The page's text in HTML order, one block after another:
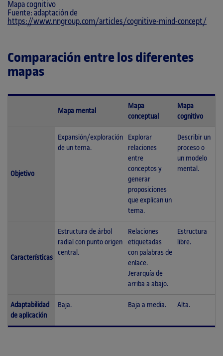
Mapa cognitivo
Fuente: adaptación de
https://www.nngroup.com/articles/cognitive-mind-concept/
Comparación entre los diferentes
mapas
Mapa mental
Mapa
conceptual
Mapa
cognitivo
Objetivo
Expansión/exploración
de un tema.
Explorar
relaciones
entre
conceptos y
generar
proposiciones
que explican un
tema.
Describir un
proceso o
un modelo
mental.
Características
Estructura de árbol
radial con punto origen
central.
Relaciones
etiquetadas
con palabras de
enlace.
Jerarquía de
arriba a abajo.
Estructura
libre.
Adaptabilidad
de aplicación
Baja. Baja a media. Alta.